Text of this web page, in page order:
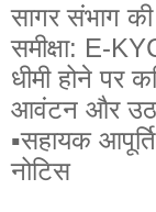
सागर संभाग की
समीक्षा: E-
धीमी होने पर
आवंटन और
▪️सहायक
नोटिस